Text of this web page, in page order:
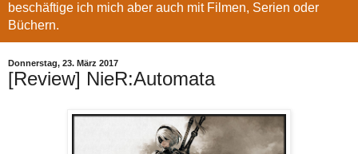
beschäftige ich mich aber auch mit Filmen, Serien oder
Büchern.
Donnerstag, 23. März 2017
[Review] NieR:Automata